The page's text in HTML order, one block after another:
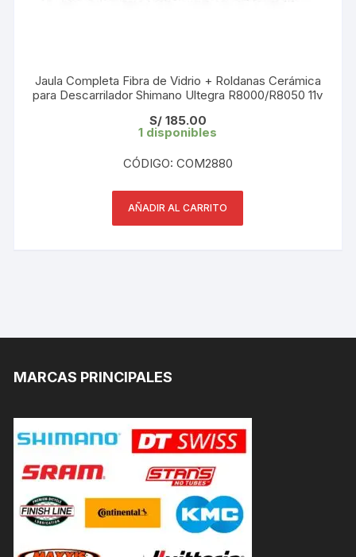
Jaula Completa Fibra de Vidrio + Roldanas Cerámica
para Descarrilador Shimano Ultegra R8000/R8050 11v
S/185.00
1 disponibles
CÓDIGO: COM2880
AÑADIR AL CARRITO
MARCAS PRINCIPALES